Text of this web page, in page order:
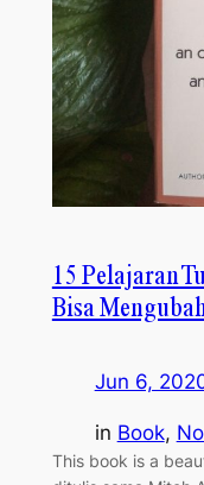
15 Pelajaran
Bisa
Jun 6,
in Book,
This book is a